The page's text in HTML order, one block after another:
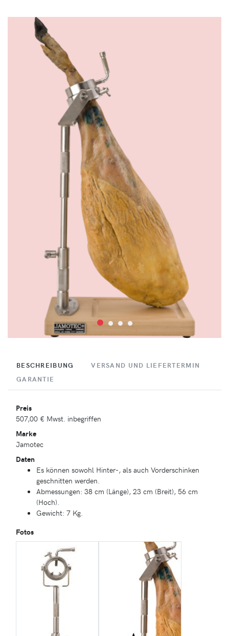
BESCHREIBUNG
VERSAND UND LIEFERTERMIN
GARANTIE
Preis
507,00 € Mwst. inbegriffen
Marke
Jamotec
Daten
Es können sowohl Hinter-, als auch Vorderschinken
geschnitten werden.
Abmessungen: 38 cm (Länge), 23 cm (Breit), 56 cm
(Hoch).
Gewicht: 7 Kg.
Fotos